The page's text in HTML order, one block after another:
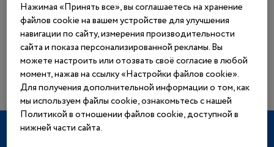
Еще нет аккаунта?
Зарегистрироваться
ТЕРАПЕВТИЧЕСКИЕ НАПРАВЛЕНИЯ
Нажимая «Принять все», вы соглашаетесь на хранение
файлов cookie на вашем устройстве для улучшения
навигации по сайту, измерения производительности
сайта и показа персонализированной рекламы. Вы
можете настроить или отозвать своё согласие в любой
момент, нажав на ссылку «Настройки файлов cookie».
Для получения дополнительной информации о том, как
мы используем файлы cookie, ознакомьтесь с нашей
Политикой в отношении файлов cookie, доступной в
нижней части сайта.